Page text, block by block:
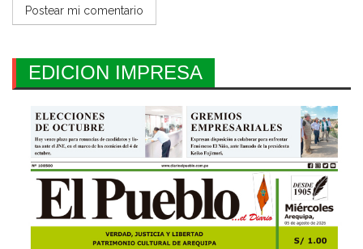
EDICION IMPRESA